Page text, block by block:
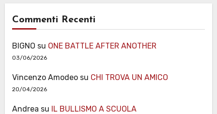
Commenti Recenti
BIGNO su ONE BATTLE AFTER ANOTHER
03/06/2026
Vincenzo Amodeosu CHI TROVA UN AMICO
20/04/2026
Andrea su IL BULLISMO A SCUOLA